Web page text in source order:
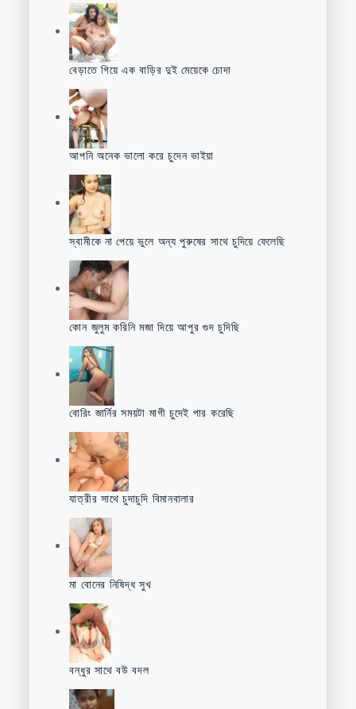
বেড়াতে গিয়ে এক বাড়ির দুই মেয়েকে চোদা
আপনি অনেক ভালো করে চুদেন ভাইয়া
স্বামীকে না পেয়ে ভুলে অন্য পুরুষের সাথে চুদিয়ে ফেলেছি
কোন জুলুম করিনি মজা দিয়ে আপুর গুদ চুদিছি
বোরিং জার্নির সময়টা মাগী চুদেই পার করেছি
যাত্রীর সাথে চুদাচুদি বিমানবালার
মা বোনের নিষিদ্ধ সুখ
বন্ধুর সাথে বউ বদল